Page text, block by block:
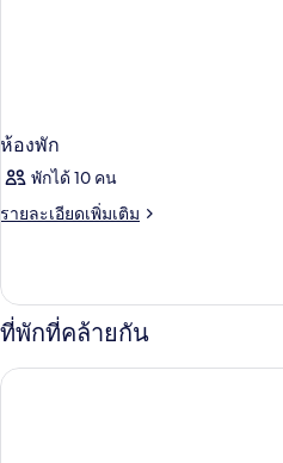
ห้องพัก
พักได้ 10 คน
รายละเอียดเพิ่มเติม
ราย
เกี่ยว
กับ
ห้อง
ที่พักที่คล้ายกัน
เดอะเพนนินซูลา ปารีส